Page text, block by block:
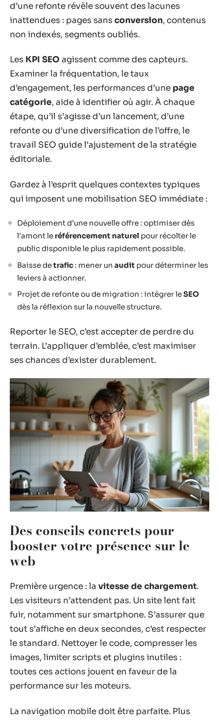
d’une refonte révèle souvent des lacunes
inattendues : pages sansconversion, contenus
non indexés, segments oubliés.
Les KPI SEO agissent comme des capteurs.
Examiner la fréquentation, le taux
d’engagement, les performances d’une page
catégorie, aide à identifier où agir. À chaque
étape, qu’il s’agisse d’un lancement, d’une
refonte ou d’une diversification de l’offre, le
travail SEO guide l’ajustement de la stratégie
éditoriale.
Gardez à l’esprit quelques contextes typiques
qui imposent une mobilisation SEO immédiate :
Déploiement d’une nouvelle offre : optimiser dès
l’amont le référencement naturel pour récolter le
public disponible le plus rapidement possible.
Baisse detrafic : mener un audit pour déterminer les
leviers à actionner.
Projet de refonte ou de migration : intégrer leSEO
dès la réflexion sur la nouvelle structure.
Reporter le SEO, c’est accepter de perdre du
terrain. L’appliquer d’emblée, c’est maximiser
ses chances d’exister durablement.
Des conseils concrets pour
booster votre présence sur le
web
Première urgence : la vitesse de chargement.
Les visiteurs n’attendent pas. Un site lent fait
fuir, notamment sur smartphone. S’assurer que
tout s’affiche en deux secondes, c’est respecter
le standard. Nettoyer le code, compresser les
images, limiter scripts et plugins inutiles :
toutes ces actions jouent en faveur de la
performance sur les moteurs.
La navigation mobile doit être parfaite. Plus